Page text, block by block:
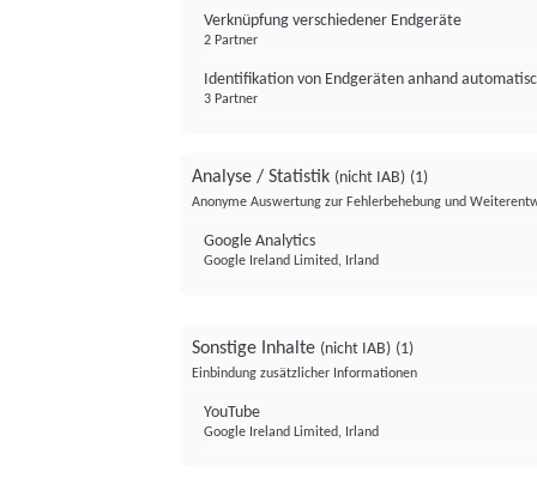
Verknüpfung verschiedener Endgeräte
2 Partner
Identifikation von Endgeräten anhand
3 Partner
Analyse / Statistik (nicht IAB) (1)
Anonyme Auswertung zur Fehlerbehebung und
Google Analytics
Google Ireland Limited, Irland
Sonstige Inhalte (nicht IAB) (1)
Einbindung zusätzlicher Informationen
YouTube
Google Ireland Limited, Irland